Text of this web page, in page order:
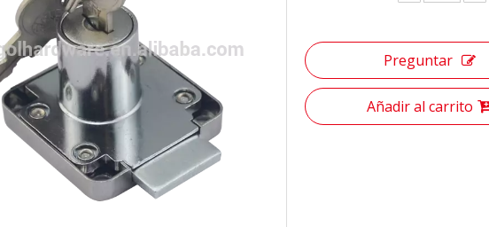
Preguntar
Añadir al carrito